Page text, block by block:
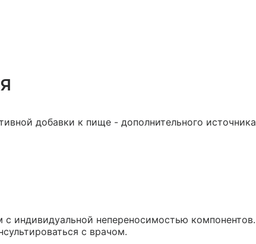
добавки к пище - дополнительного источника
индивидуальной непереносимостью компонентов.
с врачом.